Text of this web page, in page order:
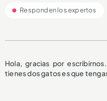
Responden los expertos
Hola, gracias por
tienes dos gatos es que